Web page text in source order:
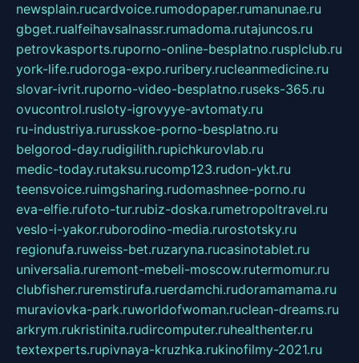
newsplain.rucardvoice.rumodopaper.rumanunae.ru
gbget.rualfeihavsalnassr.rumadoma.rutajuncos.ru
petrovkasports.ruporno-online-besplatno.rusplclub.ru
york-life.rudoroga-expo.ruribery.rucleanmedicine.ru
slovar-ivrit.ruporno-video-besplatno.ruseks-365.ru
ovucontrol.rusloty-igrovyye-avtomaty.ru
ru-industriya.rurusskoe-porno-besplatno.ru
belgorod-day.rudigilith.rupichkurovlab.ru
medic-today.rutaksu.rucomp123.rudon-ykt.ru
teensvoice.ruimgsharing.rudomashnee-porno.ru
eva-elfie.rufoto-tur.rubiz-doska.rumetropoltravel.ru
veslo-i-yakor.ruborodino-media.rurostotsky.ru
regionufa.ruweiss-bet.ruzaryna.rucasinotablet.ru
universalia.ruremont-mebeli-moscow.rutermomur.ru
clubfisher.ruremstirufa.ruerdamchi.rudoramamama.ru
muraviovka-park.ruworldofwoman.ruclean-dreams.ru
arkrym.rukristinita.rudircomputer.ruhealthenter.ru
textexperts.rupivnaya-kruzhka.rukinofilmy-2021.ru